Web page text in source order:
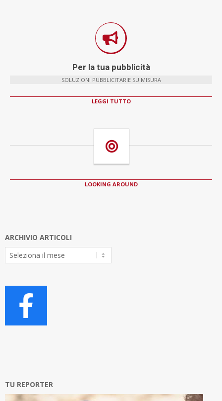
Per la tua pubblicità
SOLUZIONI PUBBLICITARIE SU MISURA
LEGGI TUTTO
LOOKING AROUND
ARCHIVIO ARTICOLI
Archivio
Articoli
TU REPORTER